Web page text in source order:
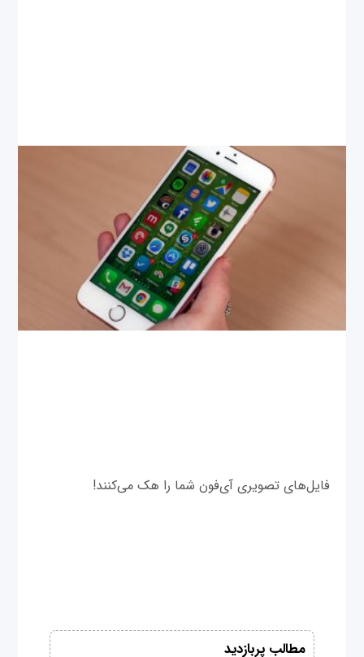
فایل‌های تصویری آی‌فون شما را هک می‌کنند!
مطالب پربازدید